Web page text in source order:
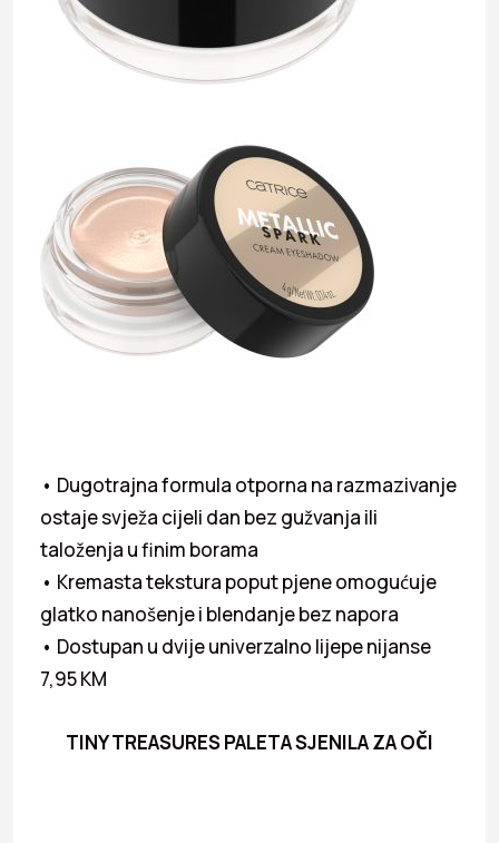
• Dugotrajna formula otporna na razmazivanje
ostaje svježa cijeli dan bez gužvanja ili
taloženja u finim borama
• Kremasta tekstura poput pjene omogućuje
glatko nanošenje i blendanje bez napora
• Dostupan u dvije univerzalno lijepe nijanse
7,95 KM
TINY TREASURES PALETA SJENILA ZA OČI